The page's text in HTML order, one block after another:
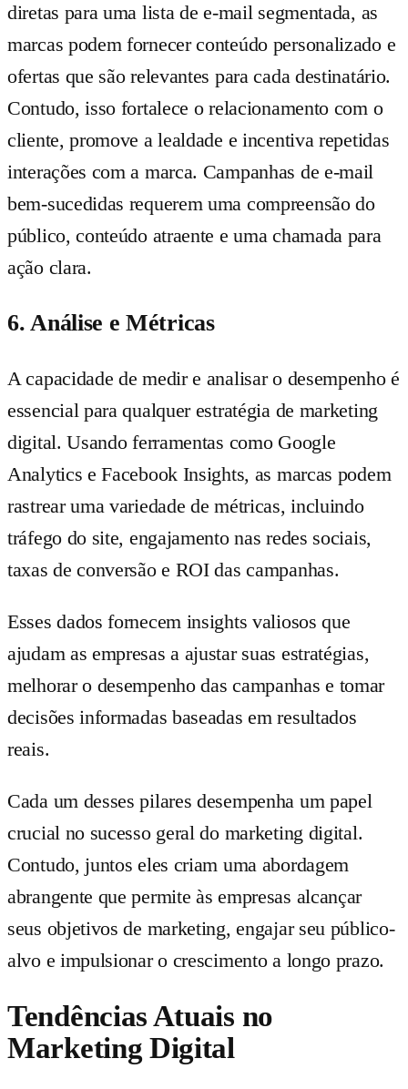
diretas para uma lista de e-mail segmentada, as
marcas podem fornecer conteúdo personalizado e
ofertas que são relevantes para cada destinatário.
Contudo, isso fortalece o relacionamento com o
cliente, promove a lealdade e incentiva repetidas
interações com a marca. Campanhas de e-mail
bem-sucedidas requerem uma compreensão do
público, conteúdo atraente e uma chamada para
ação clara.
6. Análise e Métricas
A capacidade de medir e analisar o desempenho é
essencial para qualquer estratégia de marketing
digital. Usando ferramentas como Google
Analytics e Facebook Insights, as marcas podem
rastrear uma variedade de métricas, incluindo
tráfego do site, engajamento nas redes sociais,
taxas de conversão e ROI das campanhas.
Esses dados fornecem insights valiosos que
ajudam as empresas a ajustar suas estratégias,
melhorar o desempenho das campanhas e tomar
decisões informadas baseadas em resultados
reais.
Cada um desses pilares desempenha um papel
crucial no sucesso geral do marketing digital.
Contudo, juntos eles criam uma abordagem
abrangente que permite às empresas alcançar
seus objetivos de marketing, engajar seu público-
alvo e impulsionar o crescimento a longo prazo.
Tendências Atuais no
Marketing Digital